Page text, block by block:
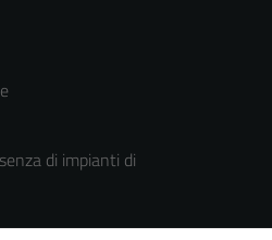
di impianti di